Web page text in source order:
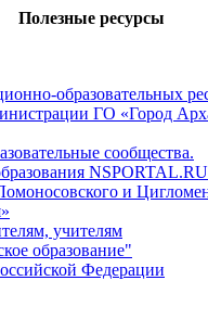
Полезные ресурсы
образовательных
ГО «Город
сообщества.
NSPORTAL.RU
и
учителям
образование"
Федерации